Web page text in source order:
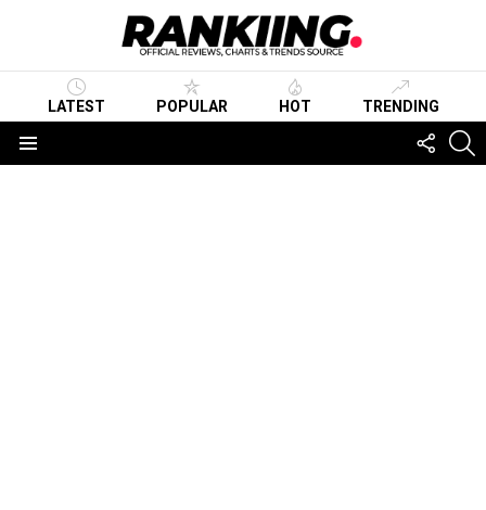
LATEST POPULAR HOT TRENDING
US